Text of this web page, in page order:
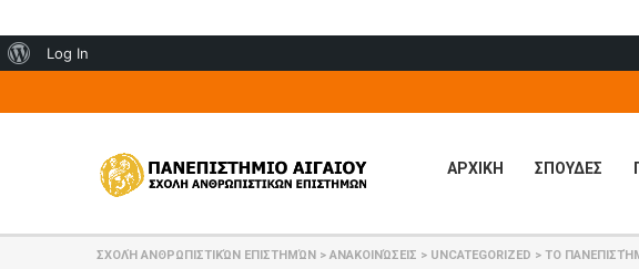
About
Log In
ΑΡΧΙΚΗ ΣΠΟΥΔΕΣ
ΣΧΟΛΉ ΑΝΘΡΩΠΙΣΤΙΚΏΝ ΕΠΙΣΤΗΜΏΝ > ΑΝΑΚΟΙΝΏΣΕΙΣ > UNCATEGORIZED > ΤΟ